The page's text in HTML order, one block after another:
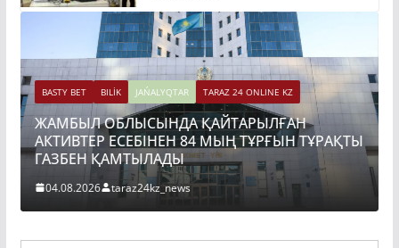
BASTY BET BILİK JAŃALYQTAR TARAZ 24 ONLINE KZ
ЖАМБЫЛ ОБЛЫСЫНДА ҚАЙТАРЫЛҒАН
АКТИВТЕР ЕСЕБІНЕН 84 МЫҢ ТҰРҒЫН ТҰРАҚТЫ
ГАЗБЕН ҚАМТЫЛАДЫ
04.08.2026 taraz24kz_news